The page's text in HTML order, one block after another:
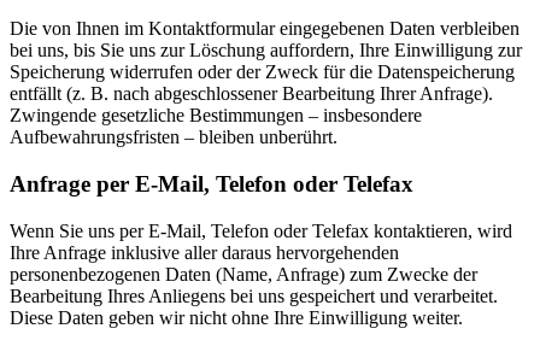
Die von Ihnen im Kontaktformular eingegebenen Daten verbleiben
bei uns, bis Sie uns zur Löschung auffordern, Ihre Einwilligung zur
Speicherung widerrufen oder der Zweck für die Datenspeicherung
entfällt (z. B. nach abgeschlossener Bearbeitung Ihrer Anfrage).
Zwingende gesetzliche Bestimmungen – insbesondere
Aufbewahrungsfristen – bleiben unberührt.
Anfrage per E-Mail, Telefon oder Telefax
Wenn Sie uns per E-Mail, Telefon oder Telefax kontaktieren, wird
Ihre Anfrage inklusive aller daraus hervorgehenden
personenbezogenen Daten (Name, Anfrage) zum Zwecke der
Bearbeitung Ihres Anliegens bei uns gespeichert und verarbeitet.
Diese Daten geben wir nicht ohne Ihre Einwilligung weiter.